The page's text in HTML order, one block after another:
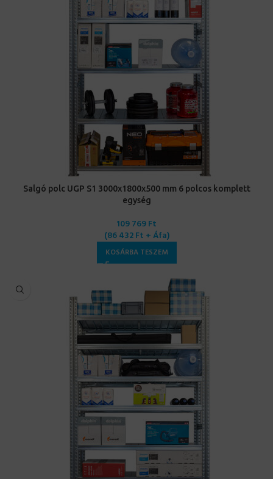
Salgó polc UGP S1 3000x1800x500 mm 6 polcos komplett
egység
109 769Ft
(86 432Ft + Áfa)
KOSÁRBA TESZEM